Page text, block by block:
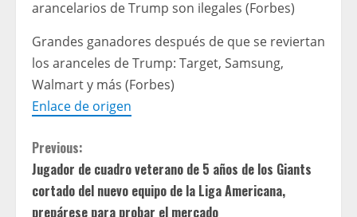
arancelarios de Trump son ilegales (Forbes)
Grandes ganadores después de que se reviertan
los aranceles de Trump: Target, Samsung,
Walmart y más (Forbes)
Enlace de origen
C
o
Previous:
Jugador de cuadro veterano de 5 años de los Giants
cortado del nuevo equipo de la Liga Americana,
prepárese para probar el mercado